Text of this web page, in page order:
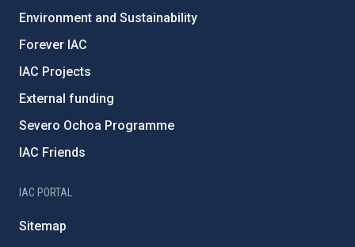
Environment and Sustainability
Forever IAC
IAC Projects
External funding
Severo Ochoa Programme
IAC Friends
IAC PORTAL
Sitemap